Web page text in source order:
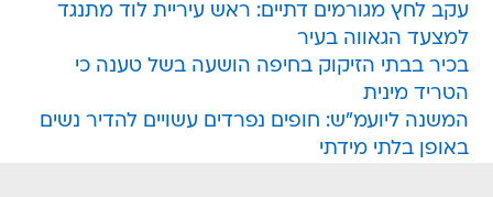
עקב לחץ מגורמים דתיים: ראש עיריית לוד מתנגד
למצעד הגאווה בעיר
בכיר בבתי הזיקוק בחיפה הושעה בשל טענה כי
הטריד מינית
המשנה ליועמ"ש: חופים נפרדים עשויים להדיר נשים
באופן בלתי מידתי